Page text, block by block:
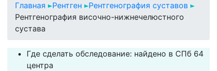
Главная Рентген
Рентгенография суставов
Рентгенография височно-нижнечелюстного
сустава
Где сделать обследование: найдено в СПб 64
центра